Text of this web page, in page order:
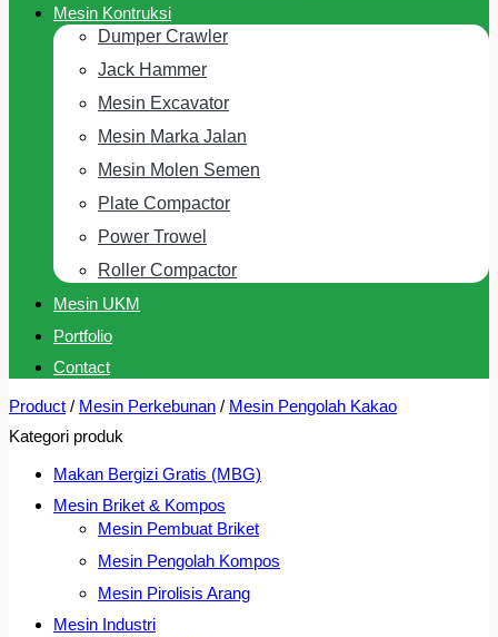
Mesin Kontruksi
Dumper Crawler
Jack Hammer
Mesin Excavator
Mesin Marka Jalan
Mesin Molen Semen
Plate Compactor
Power Trowel
Roller Compactor
Mesin UKM
Portfolio
Contact
Product / Mesin Perkebunan / Mesin Pengolah Kakao
Kategori produk
Makan Bergizi Gratis (MBG)
Mesin Briket & Kompos
Mesin Pembuat Briket
Mesin Pengolah Kompos
Mesin Pirolisis Arang
Mesin Industri